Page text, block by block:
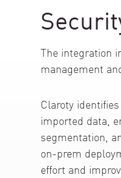
The integration
management
Claroty
imported data,
segmentation,
on-prem
effort and